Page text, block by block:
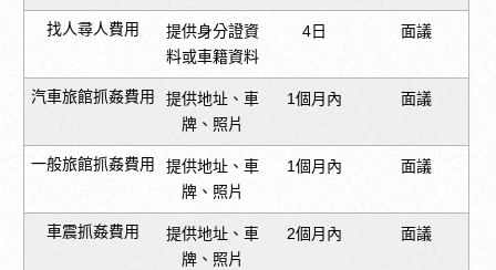
找人尋人費用
提供身分證資
料或車籍資料
4日 面議
汽車旅館抓姦費用
提供地址、車
牌、照片
1個月內 面議
一般旅館抓姦費用
提供地址、車
牌、照片
1個月內 面議
車震抓姦費用
提供地址、車
牌、照片
2個月內 面議